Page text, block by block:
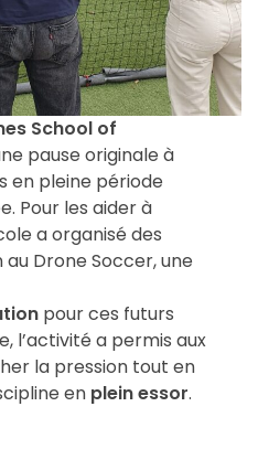
School of
pause originale à
en pleine période
Pour les aider à
a organisé des
au Drone Soccer, une
pour ces futurs
l’activité a permis aux
la pression tout en
en plein essor.